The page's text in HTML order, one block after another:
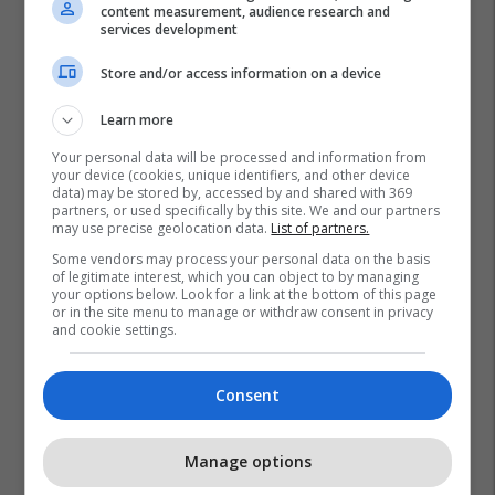
Prishtina Ticket
content measurement, audience research and
services development
Store and/or access information on a device
Learn more
Your personal data will be processed and information from
your device (cookies, unique identifiers, and other device
data) may be stored by, accessed by and shared with 369
partners, or used specifically by this site. We and our partners
may use precise geolocation data. List of partners.
Some vendors may process your personal data on the basis
of legitimate interest, which you can object to by managing
your options below. Look for a link at the bottom of this page
or in the site menu to manage or withdraw consent in privacy
and cookie settings.
Consent
Manage options